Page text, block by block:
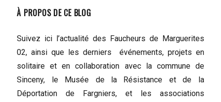
À PROPOS DE CE BLOG
Suivez ici l’actualité des Faucheurs de Marguerites
02, ainsi que les derniers événements, projets en
solitaire et en collaboration avec la commune de
Sinceny, le Musée de la Résistance et de la
Déportation de Fargniers, et les associations